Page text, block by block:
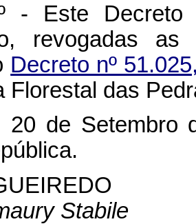
- Este Decreto
revogadas
Decreto nº
Florestal das
20 de Setembro
Stabile